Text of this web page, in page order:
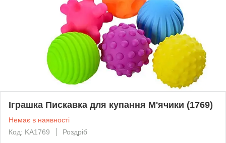
Іграшка Пискавка для купання М'ячики (1769)
Немає в наявності
Код: KA1769
Роздріб